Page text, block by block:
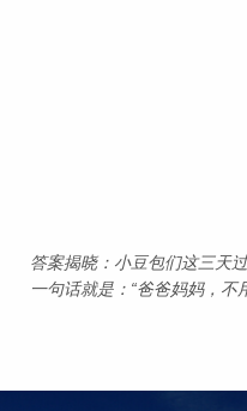
答案揭晓：小豆包们这三天
一句话就是：“爸爸妈妈，不